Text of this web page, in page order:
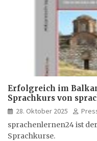
Erfolgreich im
Sprachkurs von
28. Oktober 2025
sprachenlernen24 ist
Sprachkurse.